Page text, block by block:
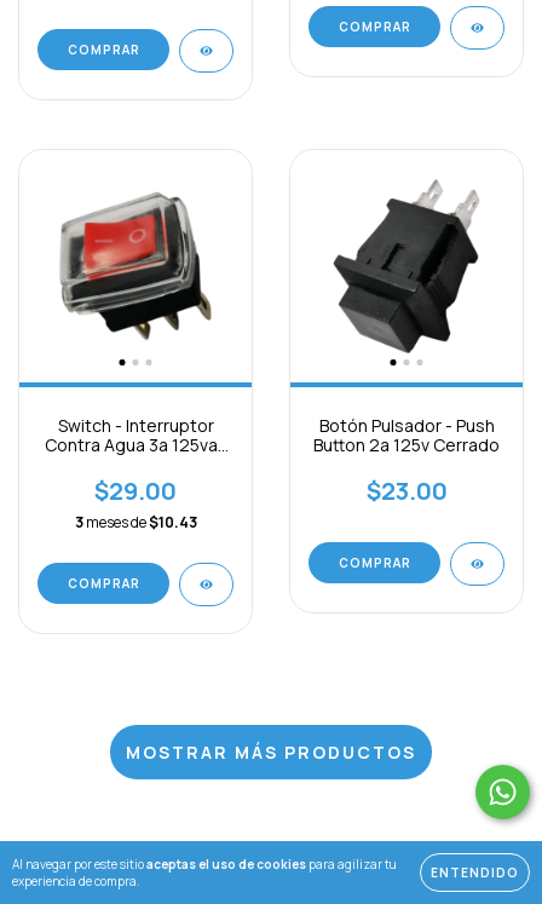
Al navegar por este sitioaceptas el uso de cookies para agilizar tu
experiencia de compra.
ENTENDIDO
COMPRAR
COMPRAR
Switch - Interruptor
Contra Agua 3a 125vac
$29.00
3 meses de$10.43
COMPRAR
Botón Pulsador - Push
Button 2a 125v Cerrado
$23.00
COMPRAR
MOSTRAR MÁS PRODUCTOS